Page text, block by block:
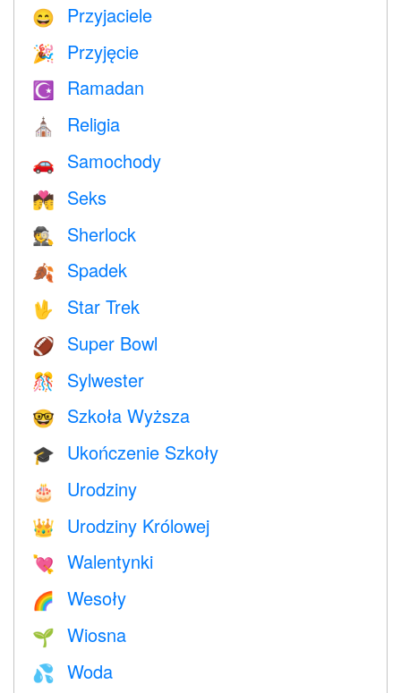
😄 Przyjaciele
🎉 Przyjęcie
☪️ Ramadan
⛪️ Religia
🚗 Samochody
💏 Seks
🕵️ Sherlock
🍂 Spadek
🖖 Star Trek
🏈 Super Bowl
🎊 Sylwester
🤓 Szkoła Wyższa
🎓 Ukończenie Szkoły
🎂 Urodziny
👑 Urodziny Królowej
💘 Walentynki
🌈 Wesoły
🌱 Wiosna
💦 Woda